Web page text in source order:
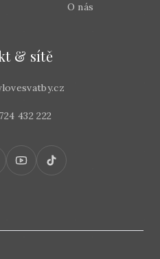
O nás
& sítě
432 222